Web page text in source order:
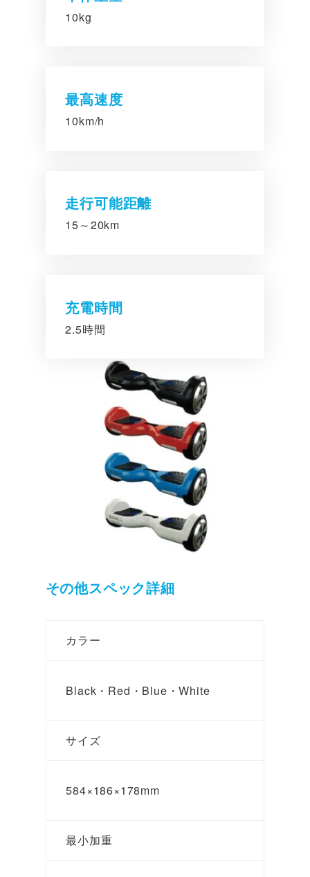
10kg
最高速度
10km/h
走行可能距離
15～20km
充電時間
2.5時間
その他スペック詳細
カラー
Black・Red・Blue・White
サイズ
584×186×178mm
最小加重